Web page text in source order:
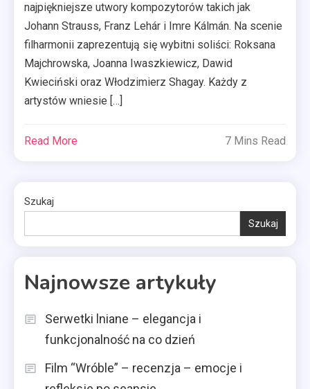
najpiękniejsze utwory kompozytorów takich jak
Johann Strauss, Franz Lehár i Imre Kálmán. Na scenie
filharmonii zaprezentują się wybitni soliści: Roksana
Majchrowska, Joanna Iwaszkiewicz, Dawid
Kwieciński oraz Włodzimierz Shagay. Każdy z
artystów wniesie […]
Read More 7 Mins Read
Szukaj
Szukaj
Najnowsze artykuły
Serwetki lniane – elegancja i
funkcjonalność na co dzień
Film “Wróble” – recenzja – emocje i